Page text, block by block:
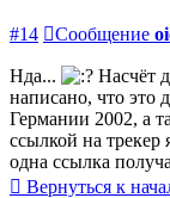
#14 Сообщение
Нда...
Насчёт
написано, что это
Германии 2002, а
ссылкой на трекер
одна ссылка
Вернуться к